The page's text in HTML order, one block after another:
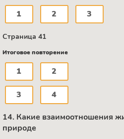
1 2 3
Страница 41
Итоговое повторение
1 2
3 4
14. Какие взаимоотношения
природе